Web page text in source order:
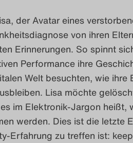
der Avatar eines
von ihren
Erinnerungen. So spinnt
Performance ihre
Welt besuchten, wie ihre
Lisa möchte
im Elektronik-Jargon
werden. Dies ist die letzte
Erfahrung zu treffen ist: